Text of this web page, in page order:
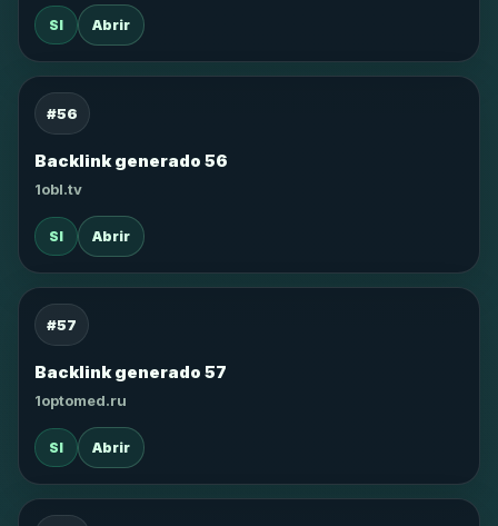
SI Abrir
#56
Backlink generado 56
1obl.tv
SI Abrir
#57
Backlink generado 57
1optomed.ru
SI Abrir